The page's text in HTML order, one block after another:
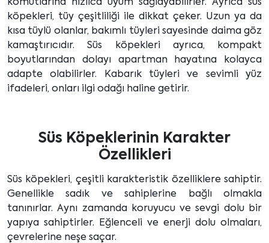
komutlarına hızlıca uyum sağlayabilirler. Ayrıca süs
köpekleri, tüy çeşitliliği ile dikkat çeker. Uzun ya da
kısa tüylü olanlar, bakımlı tüyleri sayesinde daima göz
kamaştırıcıdır. Süs köpekleri ayrıca, kompakt
boyutlarından dolayı apartman hayatına kolayca
adapte olabilirler. Kabarık tüyleri ve sevimli yüz
ifadeleri, onları ilgi odağı haline getirir.
Süs Köpeklerinin Karakter
Özellikleri
Süs köpekleri, çeşitli karakteristik özelliklere sahiptir.
Genellikle sadık ve sahiplerine bağlı olmakla
tanınırlar. Aynı zamanda koruyucu ve sevgi dolu bir
yapıya sahiptirler. Eğlenceli ve enerji dolu olmaları,
çevrelerine neşe saçar.